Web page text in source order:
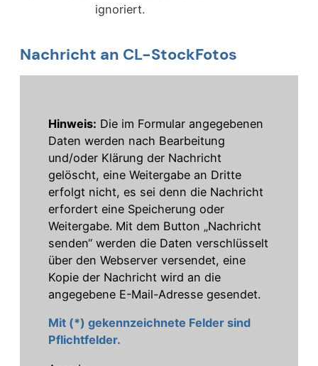
ignoriert.
Nachricht an CL-StockFotos
Hinweis: Die im Formular angegebenen
Daten werden nach Bearbeitung
und/oder Klärung der Nachricht
gelöscht, eine Weitergabe an Dritte
erfolgt nicht, es sei denn die Nachricht
erfordert eine Speicherung oder
Weitergabe. Mit dem Button „Nachricht
senden“ werden die Daten verschlüsselt
über den Webserver versendet, eine
Kopie der Nachricht wird an die
angegebene E-Mail-Adresse gesendet.
Mit (*) gekennzeichnete Felder sind
Pflichtfelder.